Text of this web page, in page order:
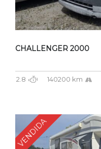
CHALLENGER 2000
2.8 140200 km
VENDIDA